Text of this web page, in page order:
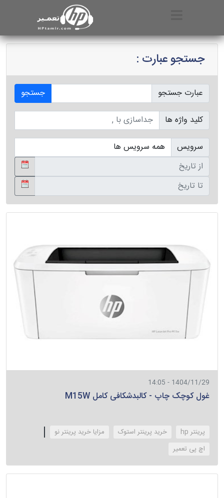
جستجو عبارت :
عبارت جستجو
جستجو
کلید واژه ها
سرویس
1404/11/29 - 14:05
غول کوچک چاپ - کالبدشکافی کامل M15W
پرینتر hp خرید پرینتر استوک
مزایا خرید پرینتر نو
‌اچ پی تعمیر